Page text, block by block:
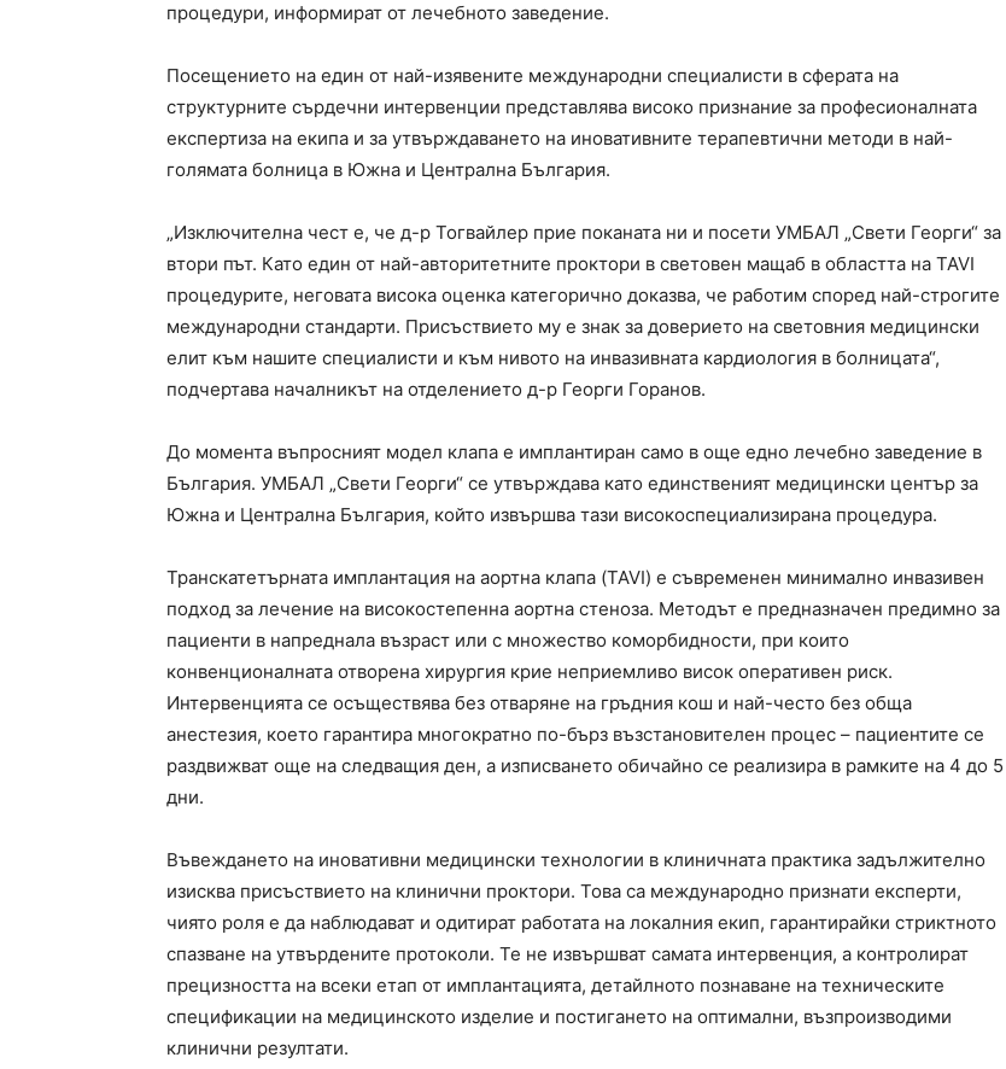
процедури, информират от лечебното заведение.
Посещението на един от най-изявените международни специалисти в сферата на
структурните сърдечни интервенции представлява високо признание за професионалната
експертиза на екипа и за утвърждаването на иновативните терапевтични методи в най-
голямата болница в Южна и Централна България.
„Изключителна чест е, че д-р Тогвайлер прие поканата ни и посети УМБАЛ „Свети Георги“ за
втори път. Като един от най-авторитетните проктори в световен мащаб в областта на TAVI
процедурите, неговата висока оценка категорично доказва, че работим според най-строгите
международни стандарти. Присъствието му е знак за доверието на световния медицински
елит към нашите специалисти и към нивото на инвазивната кардиология в болницата“,
подчертава началникът на отделението д-р Георги Горанов.
До момента въпросният модел клапа е имплантиран само в още едно лечебно заведение в
България. УМБАЛ „Свети Георги“ се утвърждава като единственият медицински център за
Южна и Централна България, който извършва тази високоспециализирана процедура.
Транскатетърната имплантация на аортна клапа (TAVI) е съвременен минимално инвазивен
подход за лечение на високостепенна аортна стеноза. Методът е предназначен предимно за
пациенти в напреднала възраст или с множество коморбидности, при които
конвенционалната отворена хирургия крие неприемливо висок оперативен риск.
Интервенцията се осъществява без отваряне на гръдния кош и най-често без обща
анестезия, което гарантира многократно по-бърз възстановителен процес – пациентите се
раздвижват още на следващия ден, а изписването обичайно се реализира в рамките на 4 до 5
дни.
Въвеждането на иновативни медицински технологии в клиничната практика задължително
изисква присъствието на клинични проктори. Това са международно признати експерти,
чиято роля е да наблюдават и одитират работата на локалния екип, гарантирайки стриктното
спазване на утвърдените протоколи. Те не извършват самата интервенция, а контролират
прецизността на всеки етап от имплантацията, детайлното познаване на техническите
спецификации на медицинското изделие и постигането на оптимални, възпроизводими
клинични резултати.